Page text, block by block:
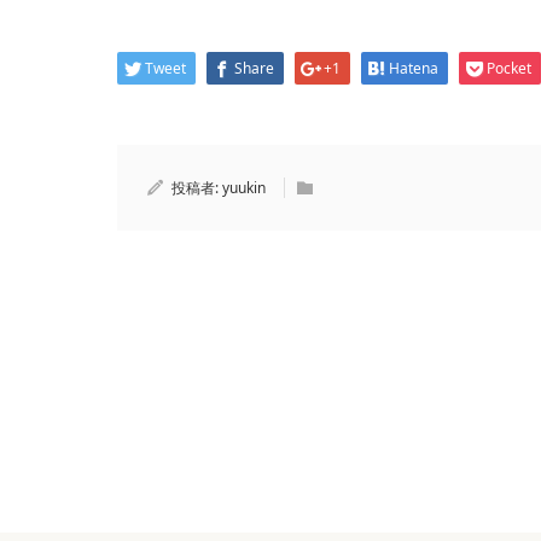
Tweet Share +1 Hatena Pocket
投稿者:yuukin